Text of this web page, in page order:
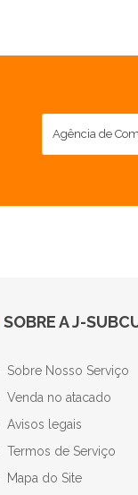
Agência de
SOBRE A J-
Sobre Nosso Serviço
Venda no atacado
Avisos legais
Termos de Serviço
Mapa do Site